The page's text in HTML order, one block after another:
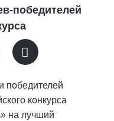
победителей
победителей
конкурса
на лучший